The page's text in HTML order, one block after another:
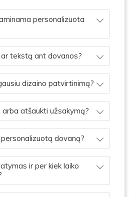
personalizuota
tekstą ant dovanos?
dizaino patvirtinimą?
atšaukti užsakymą?
dovaną?
ir per kiek laiko